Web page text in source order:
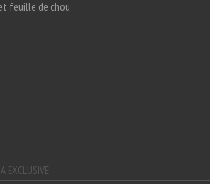
feuille de chou
EXCLUSIVE